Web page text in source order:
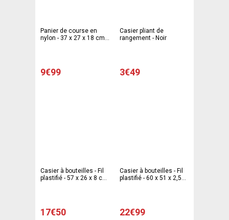
Panier de course en
nylon - 37 x 27 x 18 cm -
9€99
Casier pliant de
rangement - Noir
3€49
Casier à bouteilles - Fil
plastifié - 57 x 26 x 8 cm
17€50
Casier à bouteilles - Fil
plastifié - 60 x 51 x 2,5
22€99